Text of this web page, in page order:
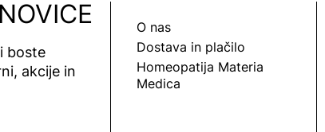
boste
akcije in
O nas
Dostava in plačilo
Homeopatija Materia
Medica